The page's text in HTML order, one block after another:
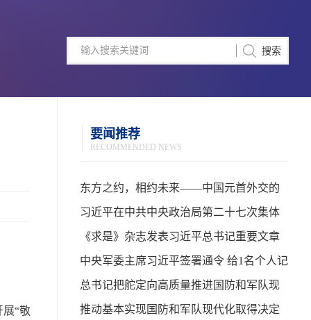
“敬
要闻推荐
RECOMMENDED NEWS
东方之约，相约未来——中国元首外交的
世界情怀与大国气派
习近平在中共中央政治局第二十七次集体
学习时强调 强化政治引领 深化创新发展 高
质量推进国防和军队现代化
《求是》杂志发表习近平总书记重要文章
中央军委主席习近平签署通令 给1名个人记
功
总书记把舵定向高质量推进国防和军队现
代化
推动基本实现国防和军队现代化取得决定